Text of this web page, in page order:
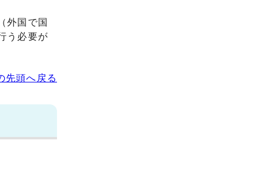
外国で国
う必要が
先頭へ戻る